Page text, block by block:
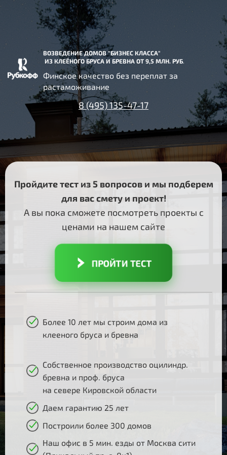
ВОЗВЕДЕНИЕ ДОМОВ"БИЗНЕС КЛАССА"
ИЗ КЛЕЁНОГО БРУСА И БРЕВНА ОТ 9,5 МЛН. РУБ
Финское качество без переплат за
растаможивание
8 (495) 135-47-17
Пройдите тест из 5 вопросов и мы подберем
для вас смету и проект!
А вы пока сможете посмотреть проекты c
ценами на нашем сайте
ПРОЙТИ ТЕСТ
Более 10 лет мы строим дома из
клееного бруса и бревна
Собственное производство оцилиндр.
бревна и проф. бруса
на севере Кировской области
Даем гарантию 25 лет
Построили более 300 домов
Наш офис в 5 мин. езды от Москва сити